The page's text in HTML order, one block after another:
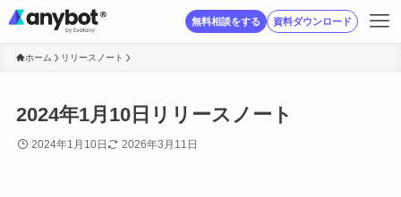
無料相談をする 資料ダウンロード
ホーム リリースノート
2024年1月10日リリースノート
2024年1月10日 2026年3月11日